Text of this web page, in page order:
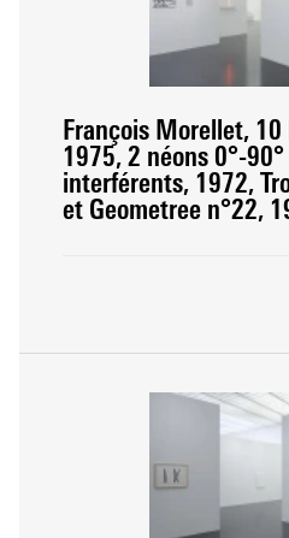
François Morellet, 10
1975, 2 néons 0°-
interférents, 1972,
et Geometree n°22,